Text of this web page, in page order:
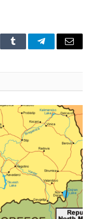
Tumblr TelegramEmail